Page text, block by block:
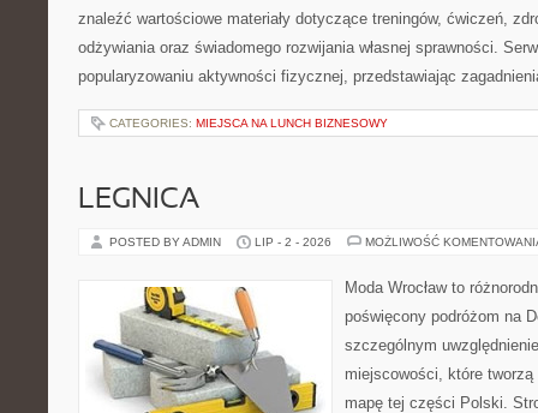
znaleźć wartościowe materiały dotyczące treningów, ćwiczeń,
odżywiania oraz świadomego rozwijania własnej sprawności.
popularyzowaniu aktywności fizycznej, przedstawiając
CATEGORIES: MIEJSCA NA LUNCH BIZNESOWY
LEGNICA
POSTED BY ADMIN LIP - 2 - 2026 MOŻLIWOŚĆ
Moda Wrocław to
poświęcony podróżom na
szczególnym
miejscowości, które
mapę tej części Polski.